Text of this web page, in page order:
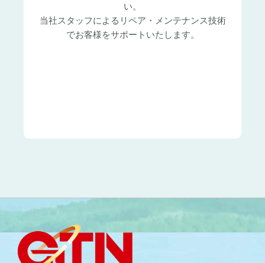
い。
当社スタッフによるリペア・メンテナンス技術
でお客様をサポートいたします。